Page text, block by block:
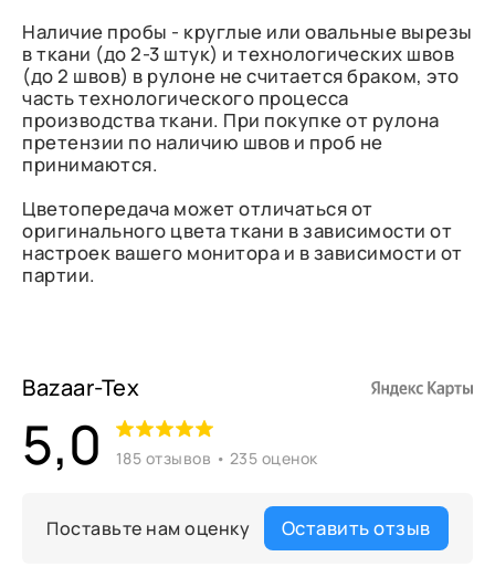
Наличие пробы - круглые или овальные вырезы
в ткани (до 2-3 штук) и технологических швов
(до 2 швов) в рулоне не считается браком, это
часть технологического процесса
производства ткани. При покупке от рулона
претензии по наличию швов и проб не
принимаются.
Цветопередача может отличаться от
оригинального цвета ткани в зависимости от
настроек вашего монитора и в зависимости от
партии.
Bazaar-Tex
5,0 185 отзывов • 235 оценок
Поставьте нам оценку Оставить отзыв